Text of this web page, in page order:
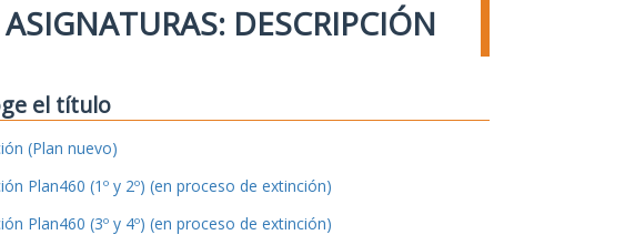
ASIGNATURAS: DESCRIPCIÓN
el título
(Plan nuevo)
Plan460 (1º y 2º) (en proceso de extinción)
Plan460 (3º y 4º) (en proceso de extinción)